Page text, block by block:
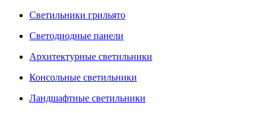
Светильники грильято
Светодиодные панели
Архитектурные светильники
Консольные светильники
Ландшафтные светильники